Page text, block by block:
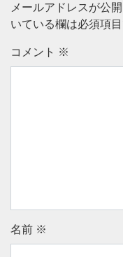
メールアドレスが公
いている欄は必須項
コメント ※
名前 ※